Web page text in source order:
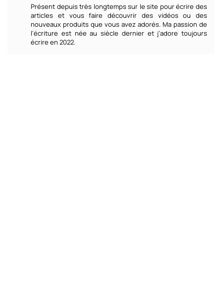
Présent depuis très longtemps sur le site pour écrire des
articles et vous faire découvrir des vidéos ou des
nouveaux produits que vous avez adorés. Ma passion de
l'écriture est née au siècle dernier et j'adore toujours
écrire en 2022.